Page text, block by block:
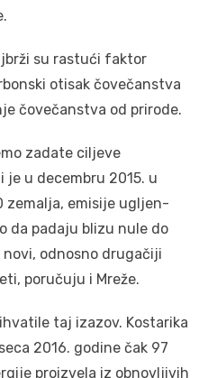
su rastući faktor
otisak čovečanstva
čovečanstva od prirode.
zadate ciljeve
je u decembru 2015. u
zemalja, emisije ugljen-
da padaju blizu nule do
odnosno drugačiji
poručuju i Mreže.
taj izazov. Kostarika
2016. godine čak 97
proizvela iz obnovljivih